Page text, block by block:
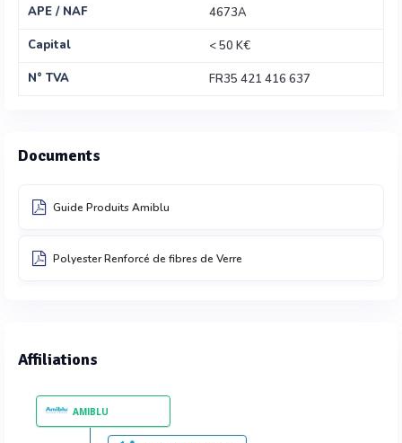
APE / NAF
4673A
Capital
< 50 K€
N° TVA
FR35 421 416 637
Documents
Guide Produits Amiblu
Polyester Renforcé de fibres de Verre
Affiliations
AMIBLU